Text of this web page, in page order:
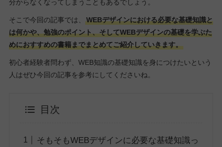
分からなくなってしまうこともあるでしょう。
そこで今回の記事では、
WEBデザインにおける必要な基礎知識と
は何かや、勉強のポイント、そしてWEBデザインの基礎を学ぶた
めにおすすめの書籍までまとめてご紹介していきます。
初心者経験者問わず、WEB知識の基礎知識を身につけたいという
人はぜひ今回の記事を参考にしてくださいね。
目次
そもそもWEBデザインに必要な基礎知識っ